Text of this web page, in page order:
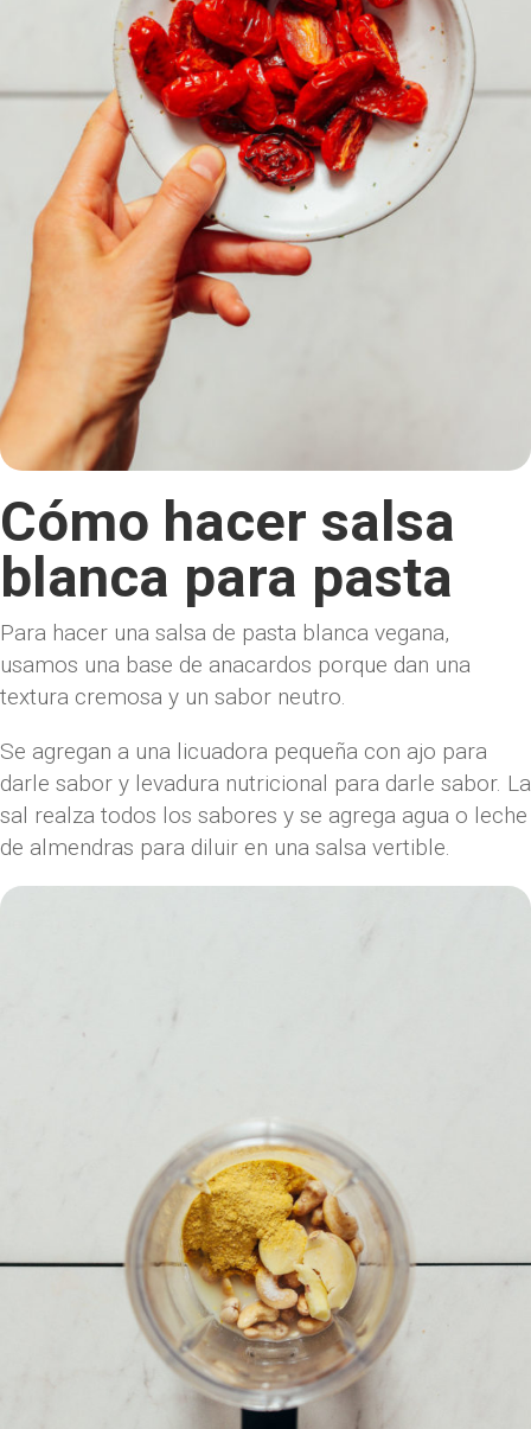
Cómo hacer salsa
blanca para pasta
Para hacer una salsa de pasta blanca vegana,
usamos una base de anacardos porque dan una
textura cremosa y un sabor neutro.
Se agregan a una licuadora pequeña con ajo para
darle sabor y levadura nutricional para darle sabor. La
sal realza todos los sabores y se agrega agua o leche
de almendras para diluir en una salsa vertible.